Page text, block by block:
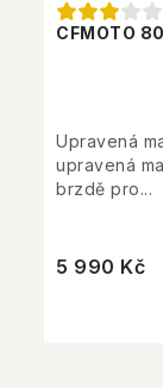
CFMOTO
5 990 Kč
Upravená
upravená
brzdě pro...